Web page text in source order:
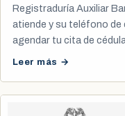
Registraduría Auxiliar
atiende y su teléfono
agendar tu cita de
Leer más →